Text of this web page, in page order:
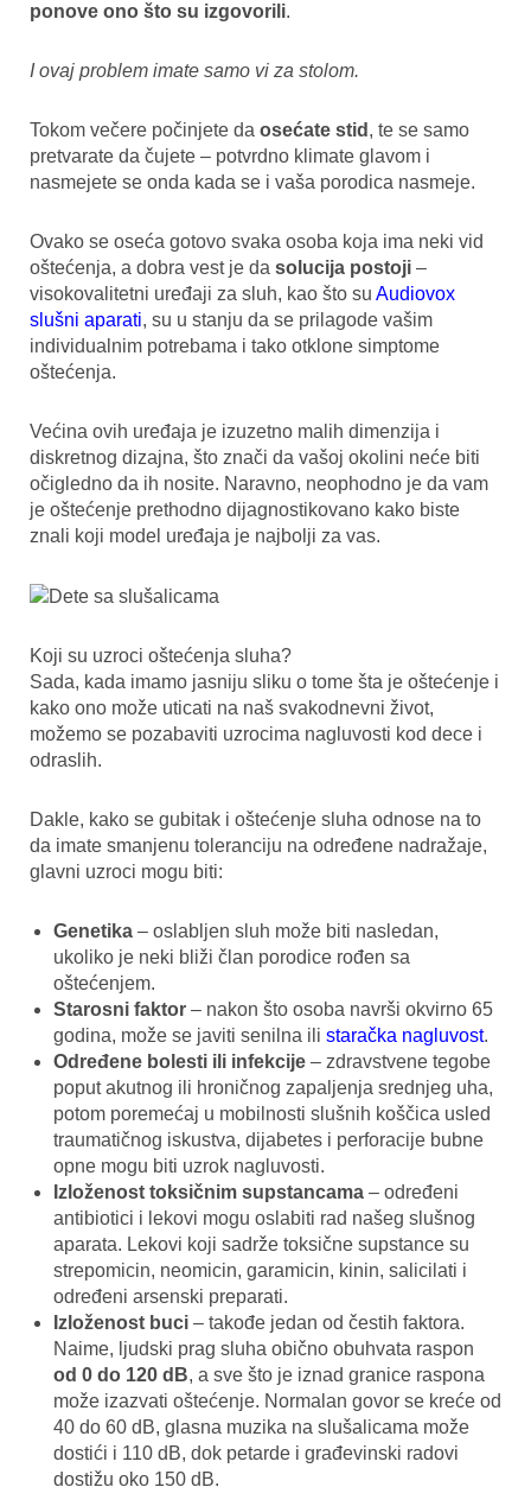
ponove ono što su izgovorili.
I ovaj problem imate samo vi za stolom.
Tokom večere počinjete da osećate stid , te se samo
pretvarate da čujete – potvrdno klimate glavom i
nasmejete se onda kada se i vaša porodica nasmeje.
Ovako se oseća gotovo svaka osoba koja ima neki vid
oštećenja, a dobra vest je da solucija postoji –
visokovalitetni uređaji za sluh, kao što su Audiovox
slušni aparati, su u stanju da se prilagode vašim
individualnim potrebama i tako otklone simptome
oštećenja.
Većina ovih uređaja je izuzetno malih dimenzija i
diskretnog dizajna, što znači da vašoj okolini neće biti
očigledno da ih nosite. Naravno, neophodno je da vam
je oštećenje prethodno dijagnostikovano kako biste
znali koji model uređaja je najbolji za vas.
Koji su uzroci oštećenja sluha?
Sada, kada imamo jasniju sliku o tome šta je oštećenje i
kako ono može uticati na naš svakodnevni život,
možemo se pozabaviti uzrocima nagluvosti kod dece i
odraslih.
Dakle, kako se gubitak i oštećenje sluha odnose na to
da imate smanjenu toleranciju na određene nadražaje,
glavni uzroci mogu biti:
Genetika – oslabljen sluh može biti nasledan,
ukoliko je neki bliži član porodice rođen sa
oštećenjem.
Starosni faktor – nakon što osoba navrši okvirno 65
godina, može se javiti senilna ili staračka nagluvost.
Određene bolesti ili infekcije – zdravstvene tegobe
poput akutnog ili hroničnog zapaljenja srednjeg uha,
potom poremećaj u mobilnosti slušnih koščica usled
traumatičnog iskustva, dijabetes i perforacije bubne
opne mogu biti uzrok nagluvosti.
Izloženost toksičnim supstancama – određeni
antibiotici i lekovi mogu oslabiti rad našeg slušnog
aparata. Lekovi koji sadrže toksične supstance su
strepomicin, neomicin, garamicin, kinin, salicilati i
određeni arsenski preparati.
Izloženost buci – takođe jedan od čestih faktora.
Naime, ljudski prag sluha obično obuhvata raspon
od 0 do 120 dB, a sve što je iznad granice raspona
može izazvati oštećenje. Normalan govor se kreće od
40 do 60 dB, glasna muzika na slušalicama može
dostići i 110 dB, dok petarde i građevinski radovi
dostižu oko 150 dB.